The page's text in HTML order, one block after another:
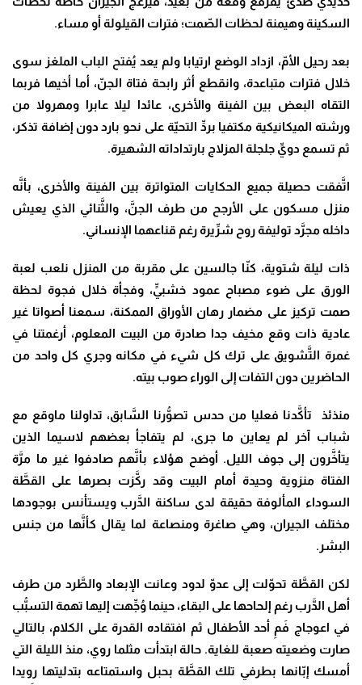
السكينة وهيمنة لحظات الصّمت؛ فترات القيلولة أو مساء.
بعد رحيل الأمّ، ازداد الوضع ارتيابا ولم يعد يُفتح الباب الملغز سوى
خلال فترات متباعدة، وانقطع أثر رابحة فتاة الجنّ، أما أخيها فربما
التقاه البعض بين الفينة والأخرى، عائدا ليلا عابرا ومهرولا من
ورشته الميكانيكية مكتفيا بردِّ التحيّة على نحو بارد دون إضافة تذكر،
ثم تسمع دويِّ جلجلة المزلاج بارتداداته الشهيرة.
اتَّفقت حصيلة جميع الحكايات المتواترة بين الفينة والأخرى، بأنَّه
منزل مسكون على الأرجح من طرف الجنَّ، والثَّنائي الذي يعيش
داخله مجرَّد توليفة روح شرِّيرة رغم قناعهما الإنساني.
ذات ليلة شتوية، كنّا جالسين على مقربة من المنزل نلعب لعبة
الورق على ضوء مصباح عمود خشبيٍّ، وفجأة خلال فجوة لحظة
صمت تركيز على مضمار رهان الأوراق الممكنة، سمعنا أصواتا غير
عادية ذات وقع مخيف جدا صادرة من البيت المعلوم، أرغمتنا في
غمرة التَّشويق على ترك كل شيء في مكانه وجري كل واحد من
الحاضرين دون التفات إلى الوراء صوب بيته.
منذئذ تأكَّدنا فعليا من حدس تصوُّرنا السَّابق، تداولنا ماوقع مع
شباب آخر لم يعاين ما جرى، لم يتفاجأ بعضهم لاسيما الذين
يتأخَّرون إلى جوف الليل. أوضح هؤلاء بأنَّهم صادفوا غير ما مرَّة
الفتاة منزوية وحيدة أمام البيت وقد ركَّزت بصرها على القطَّة
السوداء المألوفة حقيقة لدى ساكنة الدَّرب ويستأنس بوجودها
مختلف الجيران، وهي صاغرة ومنصاعة لما يقال كأنَّها من جنس
البشر.
لكن القطَّة تحوّلت إلى عدوّ لدود وعانت الإبعاد والطَّرد من طرف
أهل الدَّرب رغم إلحاحها على البقاء، حينما وُجِّهت إليها تهمة التسبُّب
في اعوجاج فَمِ أحد الأطفال ثم افتقاده القدرة على الكلام، بالتالي
صارت وضعيته صعبة للغاية. حالة ابتدأت مثلما روي، منذ الليلة التي
أمسك إبّانها بطرفي تلك القطَّة بحبل واستمتاعه بتدليتها رويدا